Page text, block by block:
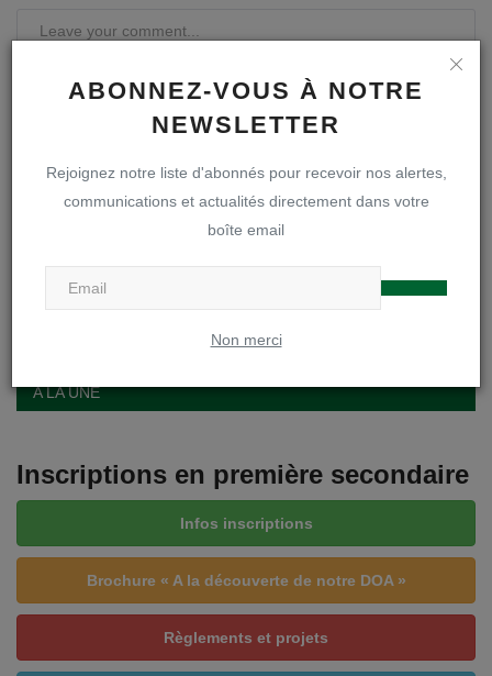
ABONNEZ-VOUS À NOTRE
NEWSLETTER
Rejoignez notre liste d'abonnés pour recevoir nos alertes,
communications et actualités directement dans votre
boîte email
Non merci
A LA UNE
Inscriptions en première secondaire
Infos inscriptions
Brochure « A la découverte de notre DOA »
Règlements et projets